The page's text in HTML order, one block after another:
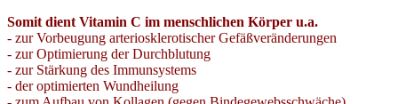
Somit dient Vitamin C im menschlichen Körper u.a.
- zur Vorbeugung arteriosklerotischer Gefäßveränderungen
- zur Optimierung der Durchblutung
- zur Stärkung des Immunsystems
- der optimierten Wundheilung